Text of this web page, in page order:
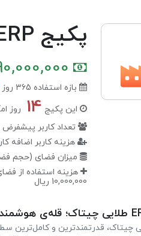
پکیج ERP - طلایی
14 روز
تعداد کاربر پیشفرض 10
هزینه کاربر اضافه کاربر ERP - طلایی
هزینه استفاده از فضای مازاد به ازای هر ( یک گیگا بایت )
10,000,000 ریال
چیتاک، قدرتمندترین و کامل‌ترین